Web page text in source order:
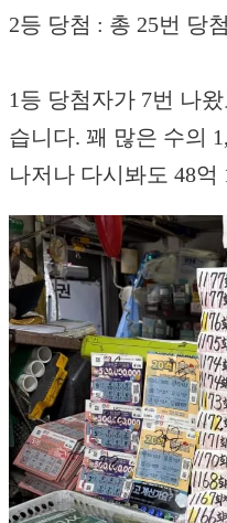
2등 당첨 : 총 25번 당
1등 당첨자가 7번 나
습니다. 꽤 많은 수의
나저나 다시봐도 48